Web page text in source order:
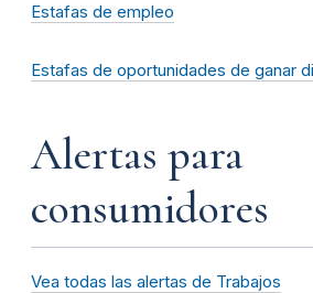
Estafas de empleo
Estafas de oportunidades de ganar
Alertas para
consumidores
Vea todas las alertas de Trabajos